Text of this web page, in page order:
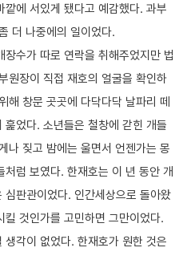
에 서있게 됐다고 예감했다. 과부
더 나중에의 일이었다.
수가 따로 연락을 취해주었지만 법
원장이 직접 재호의 얼굴을 확인하
해 창문 곳곳에 다닥다닥 날파리 떼
었다. 소년들은 철창에 갇힌 개들
나 짖고 밤에는 울면서 언젠가는 몽
럼 보였다. 한재호는 이 년 동안 개
판관이었다. 인간세상으로 돌아왔
것인가를 고민하면 그만이었다.
각이 없었다. 한재호가 원한 것은